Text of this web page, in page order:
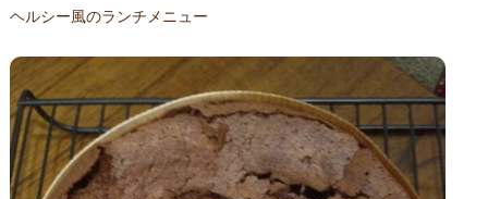
ヘルシー風のランチメニュー